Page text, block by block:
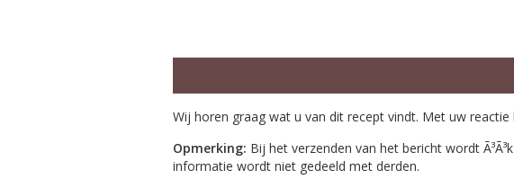
Wij horen graag wat u van dit recept vindt. Met uw
Opmerking: Bij het verzenden van het bericht wordt
informatie wordt niet gedeeld met derden.